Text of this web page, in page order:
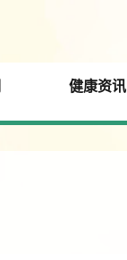
健康资讯